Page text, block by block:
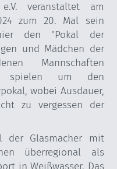
veranstaltet am
zum 20. Mal sein
den "Pokal der
und Mädchen der
Mannschaften
spielen um den
wobei Ausdauer,
zu vergessen der
der Glasmacher mit
überregional als
in Weißwasser. Das